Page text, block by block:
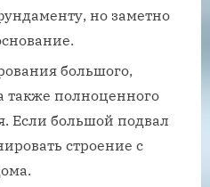
но заметно
большого,
также полноценного
Если большой подвал
строение с